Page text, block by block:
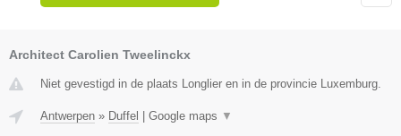
Architect Carolien Tweelinckx
Niet gevestigd in de plaats Longlier en in de provincie Luxemburg.
Antwerpen » Duffel Google maps ▼